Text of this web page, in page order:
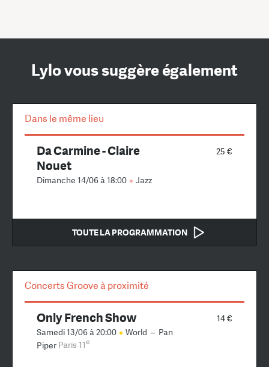
Lylo vous suggère également
Dans le même lieu
25 €
Da Carmine - Claire
Nouet
Dimanche 14/06 à 18:00 Jazz
TOUTE LA PROGRAMMATION
Concerts Groove à proximité
14 €
Only French Show
Samedi 13/06 à 20:00 World – Pan
Piper Paris 11e